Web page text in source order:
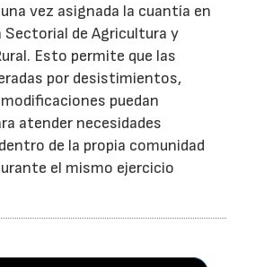
vez asignada la cuantía en
Sectorial de Agricultura y
Esto permite que las
por desistimientos,
puedan
atender necesidades
de la propia comunidad
el mismo ejercicio